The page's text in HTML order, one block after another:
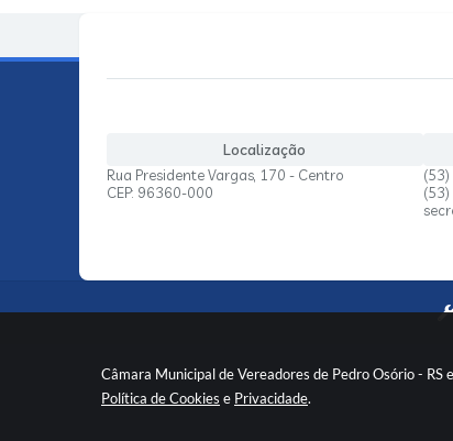
Câmara Municipal de Vereadores de Pedro Osório -
Política de Cookies e Privacidade.
Localização
Rua Presidente Vargas, 170 - Centro
CEP: 96360-000